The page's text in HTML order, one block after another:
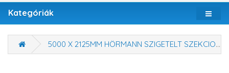
Kategóriák
5000 X 2125MM HÖRMANN SZIGETELT SZEKCIONÁLT GARÁZSKAPU - KÉZI VAGY MOTOROS MŰKÖDTETÉSSEL